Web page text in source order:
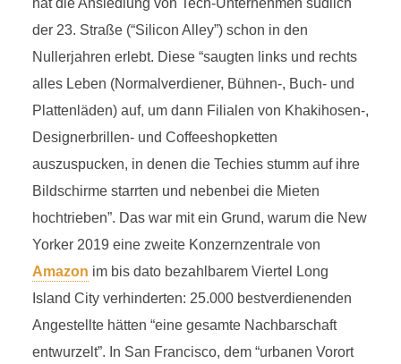
hat die Ansiedlung von Tech-Unternehmen südlich
der 23. Straße (“Silicon Alley”) schon in den
Nullerjahren erlebt. Diese “saugten links und rechts
alles Leben (Normalverdiener, Bühnen-, Buch- und
Plattenläden) auf, um dann Filialen von Khakihosen-,
Designerbrillen- und Coffeeshopketten
auszuspucken, in denen die Techies stumm auf ihre
Bildschirme starrten und nebenbei die Mieten
hochtrieben”. Das war mit ein Grund, warum die New
Yorker 2019 eine zweite Konzernzentrale von
Amazon im bis dato bezahlbarem Viertel Long
Island City verhinderten: 25.000 bestverdienenden
Angestellte hätten “eine gesamte Nachbarschaft
entwurzelt”. In San Francisco, dem “urbanen Vorort